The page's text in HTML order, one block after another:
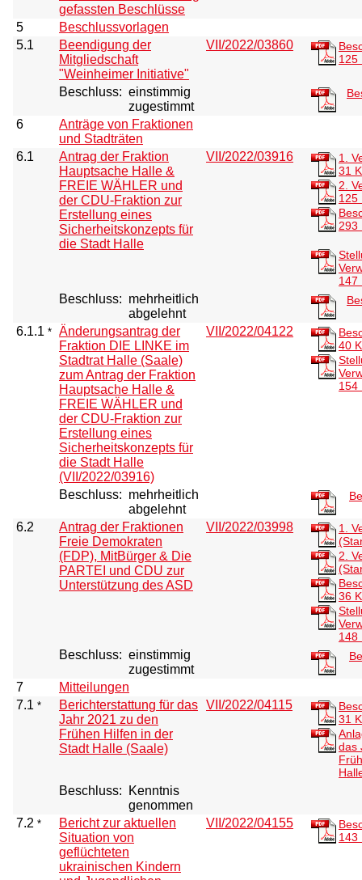
gefassten Beschlüsse
5
Beschlussvorlagen
5.1
Beendigung der
Mitgliedschaft
"Weinheimer Initiative"
VII/2022/03860
125
Beschluss: einstimmig
zugestimmt
6
Anträge von Fraktionen
und Stadträten
6.1
Antrag der Fraktion
Hauptsache Halle &
FREIE WÄHLER und
der CDU-Fraktion zur
Erstellung eines
Sicherheitskonzepts für
die Stadt Halle
VII/2022/03916
1.
31
2.
125
293
147
Beschluss: mehrheitlich
abgelehnt
6.1.1 * Änderungsantrag der
Fraktion DIE LINKE im
Stadtrat Halle (Saale)
zum Antrag der Fraktion
Hauptsache Halle &
FREIE WÄHLER und
der CDU-Fraktion zur
Erstellung eines
Sicherheitskonzepts für
die Stadt Halle
(VII/2022/03916)
VII/2022/04122
40
154
Beschluss: mehrheitlich
abgelehnt
6.2
Antrag der Fraktionen
Freie Demokraten
(FDP), MitBürger & Die
PARTEI und CDU zur
Unterstützung des ASD
VII/2022/03998
1.
2.
36
148
Beschluss: einstimmig
zugestimmt
7
Mitteilungen
7.1 *
Berichterstattung für das
Jahr 2021 zu den
Frühen Hilfen in der
Stadt Halle (Saale)
VII/2022/04115
31
das
Beschluss:
Kenntnis
genommen
7.2 *
Bericht zur aktuellen
Situation von
geflüchteten
ukrainischen Kindern
VII/2022/04155
143